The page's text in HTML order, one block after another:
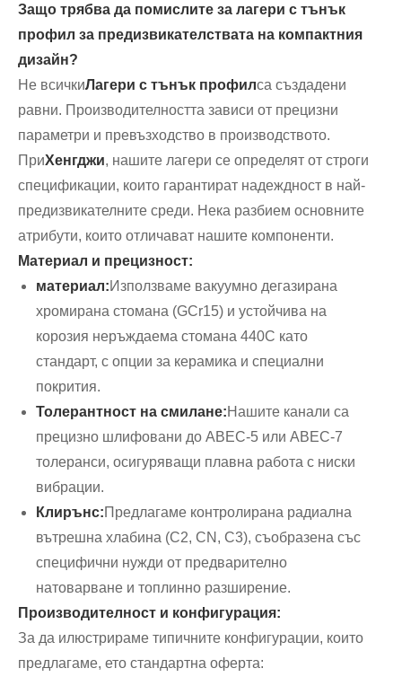
Защо трябва да помислите за лагери с тънък
профил за предизвикателствата на компактния
дизайн?
Не всичкиЛагери с тънък профилса създадени
равни. Производителността зависи от прецизни
параметри и превъзходство в производството.
ПриХенгджи, нашите лагери се определят от строги
спецификации, които гарантират надеждност в най-
предизвикателните среди. Нека разбием основните
атрибути, които отличават нашите компоненти.
Материал и прецизност:
материал:Използваме вакуумно дегазирана
хромирана стомана (GCr15) и устойчива на
корозия неръждаема стомана 440C като
стандарт, с опции за керамика и специални
покрития.
Толерантност на смилане:Нашите канали са
прецизно шлифовани до ABEC-5 или ABEC-7
толеранси, осигуряващи плавна работа с ниски
вибрации.
Клирънс:Предлагаме контролирана радиална
вътрешна хлабина (C2, CN, C3), съобразена със
специфични нужди от предварително
натоварване и топлинно разширение.
Производителност и конфигурация:
За да илюстрираме типичните конфигурации, които
предлагаме, ето стандартна оферта: